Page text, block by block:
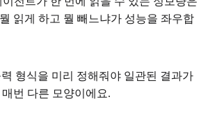
읽게 하고 뭘 빼느냐가 성능을 좌우합
형식을 미리 정해줘야 일관된 결과가
번 다른 모양이에요.